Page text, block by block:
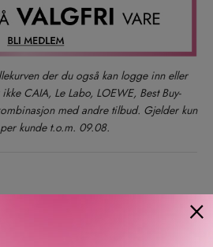
der du også kan logge inn eller
CAIA, Le Labo, LOEWE, Best Buy-
med andre tilbud. Gjelder kun
kunde t.o.m. 09.08.
×